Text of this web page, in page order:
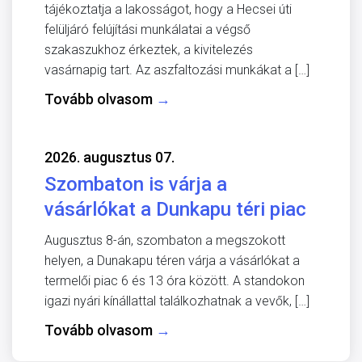
tájékoztatja a lakosságot, hogy a Hecsei úti
felüljáró felújítási munkálatai a végső
szakaszukhoz érkeztek, a kivitelezés
vasárnapig tart. Az aszfaltozási munkákat a […]
Tovább olvasom →
2026. augusztus 07.
Szombaton is várja a
vásárlókat a Dunkapu téri piac
Augusztus 8-án, szombaton a megszokott
helyen, a Dunakapu téren várja a vásárlókat a
termelői piac 6 és 13 óra között. A standokon
igazi nyári kínállattal találkozhatnak a vevők, […]
Tovább olvasom →